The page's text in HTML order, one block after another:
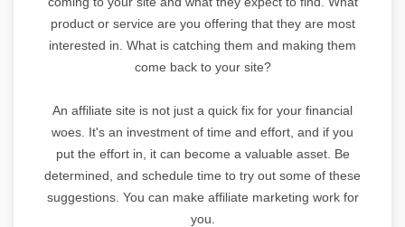
product or service are you offering that they are most
interested in. What is catching them and making them
come back to your site?
An affiliate site is not just a quick fix for your financial
woes. It's an investment of time and effort, and if you
put the effort in, it can become a valuable asset. Be
determined, and schedule time to try out some of these
suggestions. You can make affiliate marketing work for
you.